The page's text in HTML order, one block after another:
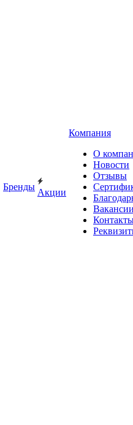
Бренды
Акции
Компания
О
Новости
Отзывы
Вакансии